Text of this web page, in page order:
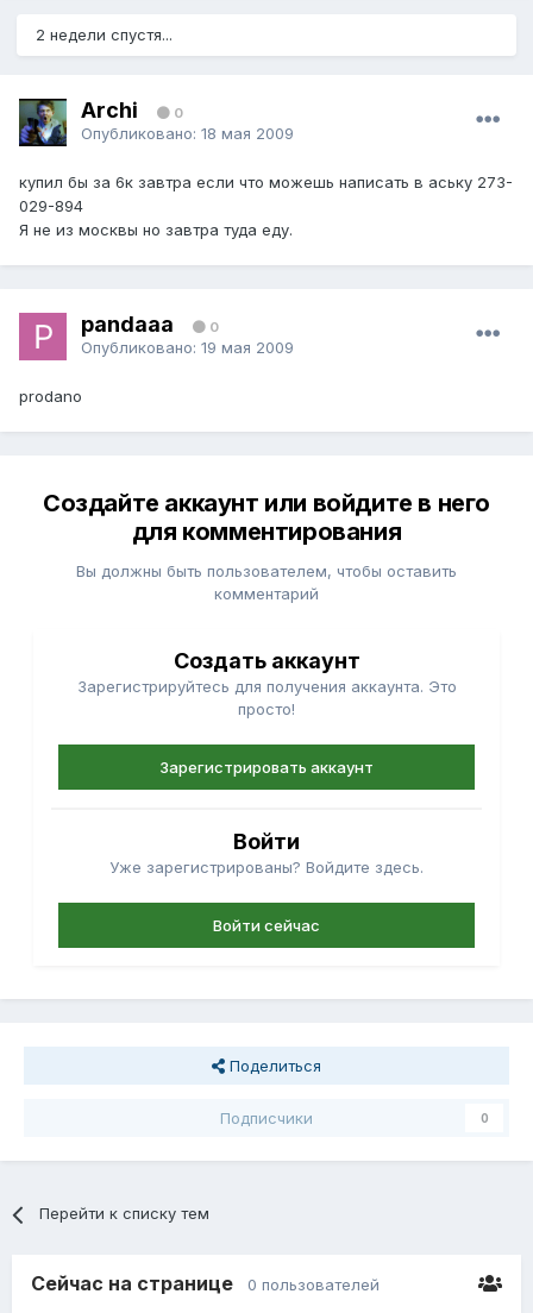
2 недели спустя...
Archi 0
Опубликовано: 18 мая 2009
купил бы за 6к завтра если что можешь написать в аську 273-
029-894
Я не из москвы но завтра туда еду.
pandaaa 0
Опубликовано: 19 мая 2009
prodano
Создайте аккаунт или войдите в него
для комментирования
Вы должны быть пользователем, чтобы оставить
комментарий
Создать аккаунт
Зарегистрируйтесь для получения аккаунта. Это
просто!
Зарегистрировать аккаунт
Войти
Уже зарегистрированы? Войдите здесь.
Войти сейчас
Поделиться
Подписчики 0
Перейти к списку тем
Сейчас на странице 0 пользователей